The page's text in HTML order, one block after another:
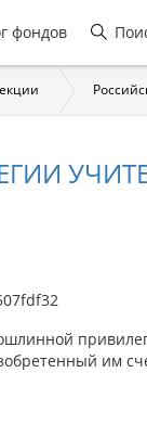
фондов
им